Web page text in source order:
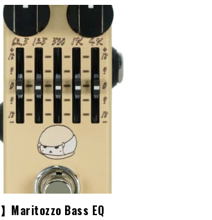
Maritozzo Bass EQ